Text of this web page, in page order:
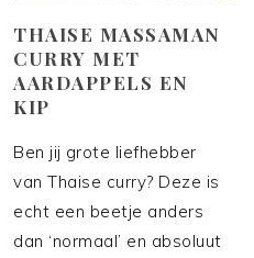
THAISE MASSAMAN
CURRY MET
AARDAPPELS EN
KIP
Ben jij grote liefhebber
van Thaise curry? Deze is
echt een beetje anders
dan ‘normaal’ en absoluut